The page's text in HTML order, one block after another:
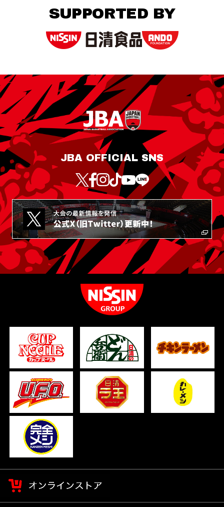
SUPPORTED BY
JBA OFFICIAL SNS